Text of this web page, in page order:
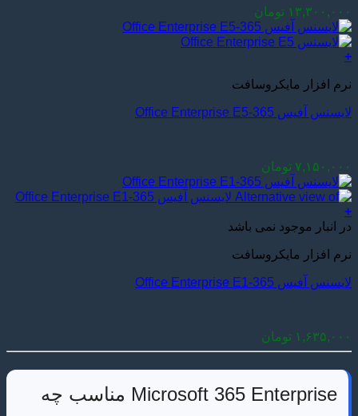
۱۳,۳۰۰,۰۰۰ تومان
+
نرم افزار مایکروسافت
لایسنس آفیس 365-Office Enterprise E5
۷,۱۵۰,۰۰۰ تومان
+
در انبار موجود نمی باشد
نرم افزار مایکروسافت
لایسنس آفیس 365-Office Enterprise E1
۱,۶۳۵,۰۰۰ تومان
Microsoft 365 Enterprise مناسب چه